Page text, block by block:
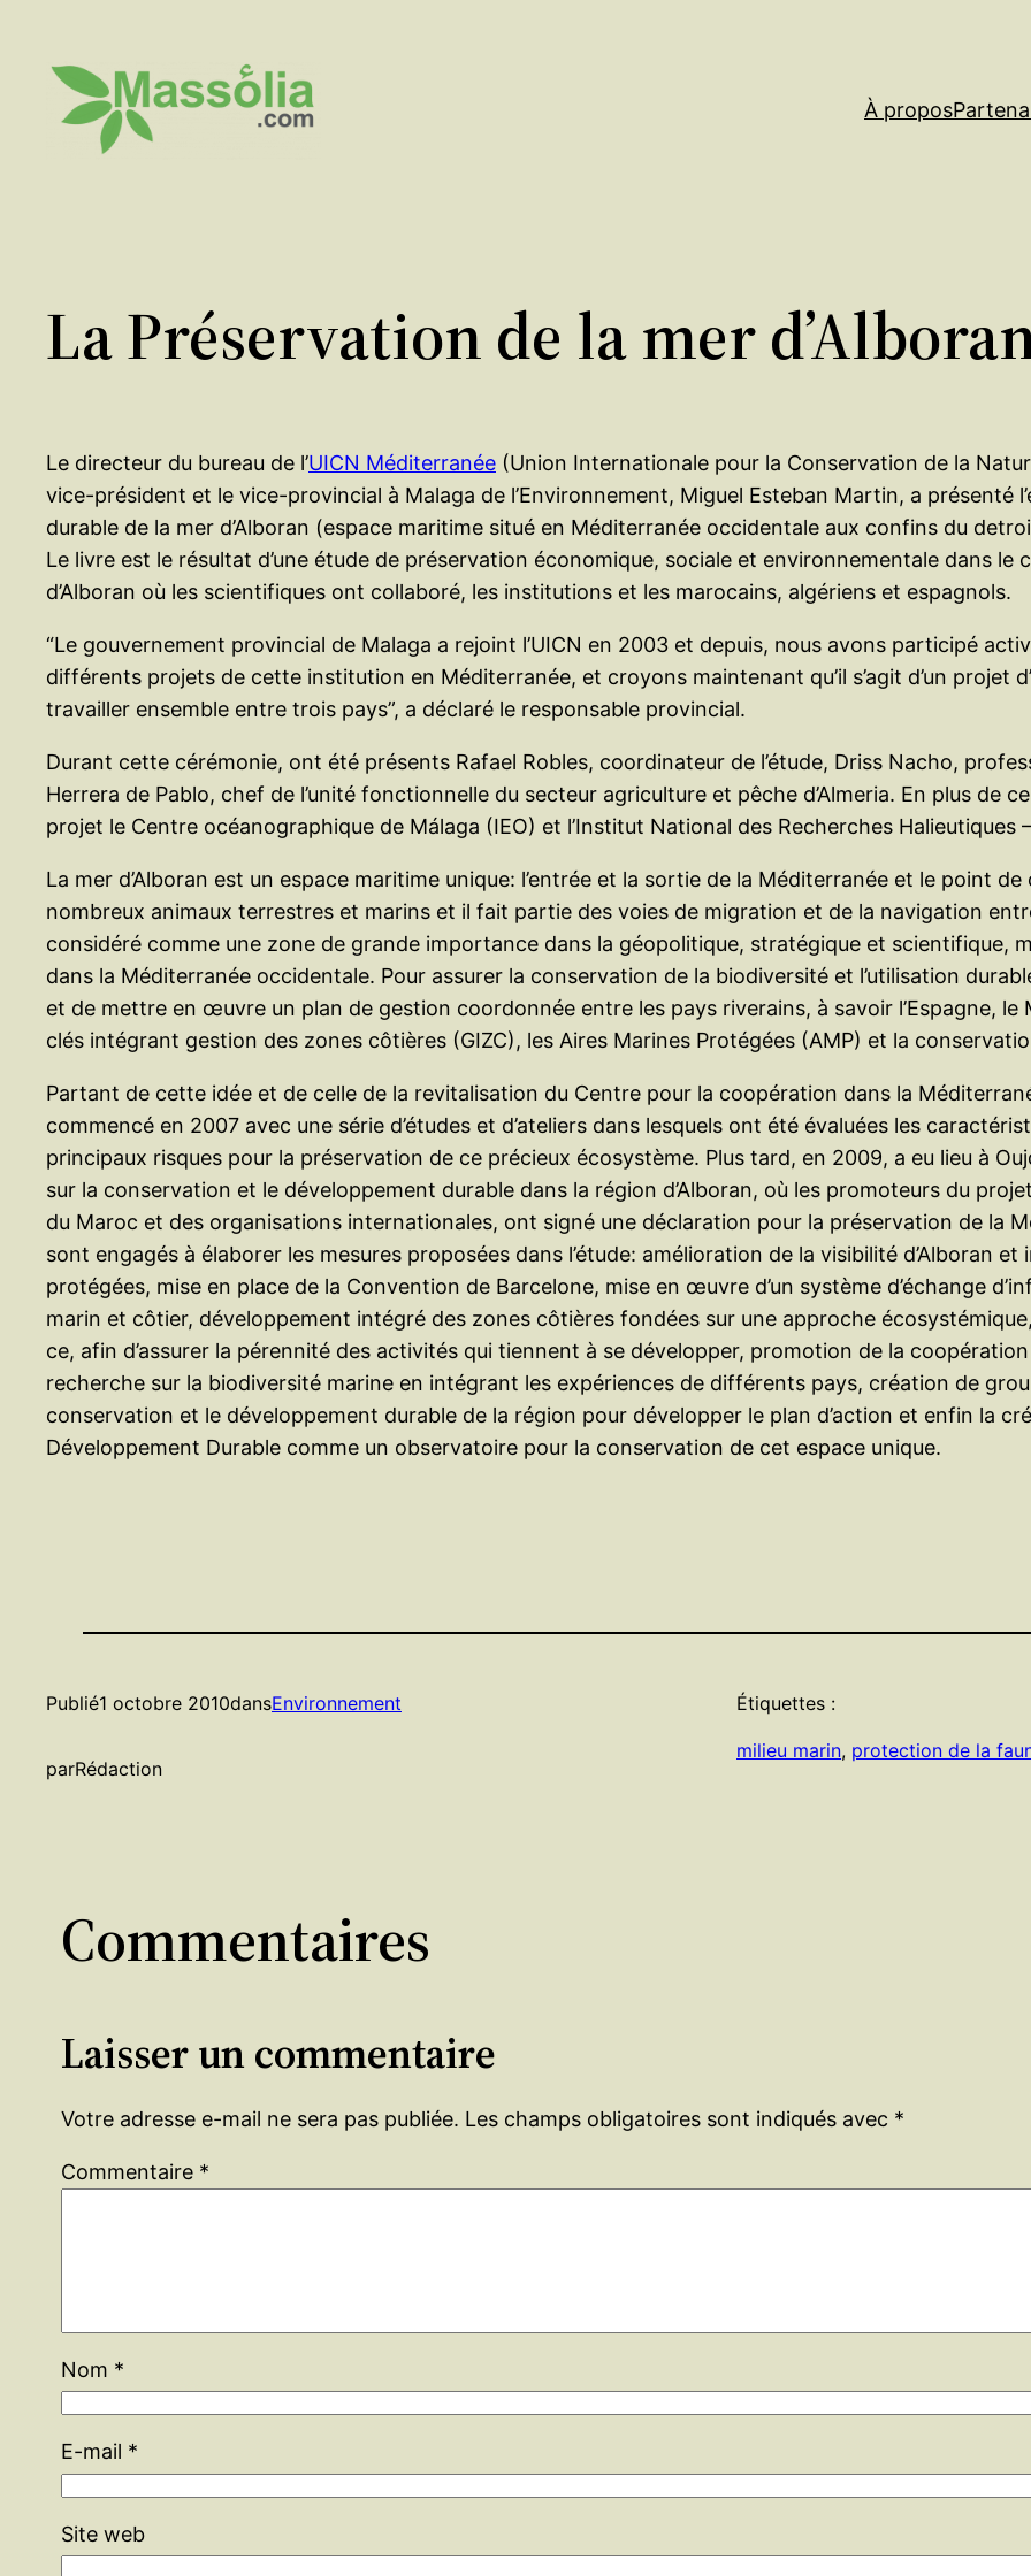
contenu
À propos
La Préservation de la mer
Le directeur du bureau de l’UICN Méditerranée (Union Internationale pour la Conservation de la
vice-président et le vice-provincial à Malaga de l’Environnement, Miguel Esteban Martin, a présenté
durable de la mer d’Alboran (espace maritime situé en Méditerranée occidentale aux confins du
Le livre est le résultat d’une étude de préservation économique, sociale et environnementale dans le
d’Alboran où les scientifiques ont collaboré, les institutions et les marocains, algériens et espagnols.
“Le gouvernement provincial de Malaga a rejoint l’UICN en 2003 et depuis, nous avons participé
différents projets de cette institution en Méditerranée, et croyons maintenant qu’il s’agit d’un projet
travailler ensemble entre trois pays”, a déclaré le responsable provincial.
Durant cette cérémonie, ont été présents Rafael Robles, coordinateur de l’étude, Driss Nacho,
Herrera de Pablo, chef de l’unité fonctionnelle du secteur agriculture et pêche d’Almeria. En plus de
projet le Centre océanographique de Málaga (IEO) et l’Institut National des Recherches Halieutiques
La mer d’Alboran est un espace maritime unique: l’entrée et la sortie de la Méditerranée et le point
nombreux animaux terrestres et marins et il fait partie des voies de migration et de la navigation
considéré comme une zone de grande importance dans la géopolitique, stratégique et scientifique,
dans la Méditerranée occidentale. Pour assurer la conservation de la biodiversité et l’utilisation
et de mettre en œuvre un plan de gestion coordonnée entre les pays riverains, à savoir l’Espagne, le
clés intégrant gestion des zones côtières (GIZC), les Aires Marines Protégées (AMP) et la
Partant de cette idée et de celle de la revitalisation du Centre pour la coopération dans la
commencé en 2007 avec une série d’études et d’ateliers dans lesquels ont été évaluées les
principaux risques pour la préservation de ce précieux écosystème. Plus tard, en 2009, a eu lieu à
sur la conservation et le développement durable dans la région d’Alboran, où les promoteurs du
du Maroc et des organisations internationales, ont signé une déclaration pour la préservation de la
sont engagés à élaborer les mesures proposées dans l’étude: amélioration de la visibilité d’Alboran
protégées, mise en place de la Convention de Barcelone, mise en œuvre d’un système d’échange
marin et côtier, développement intégré des zones côtières fondées sur une approche
ce, afin d’assurer la pérennité des activités qui tiennent à se développer, promotion de la
recherche sur la biodiversité marine en intégrant les expériences de différents pays, création de
conservation et le développement durable de la région pour développer le plan d’action et enfin la
Développement Durable comme un observatoire pour la conservation de cet espace unique.
Publié1 octobre 2010dansEnvironnement
parRédaction
Étiquettes :
milieu marin, protection de la
Commentaires
Laisser un commentaire
Votre adresse e-mail ne sera pas publiée. Les champs obligatoires sont indiqués avec *
Commentaire *
Nom *
E-mail *
Site web